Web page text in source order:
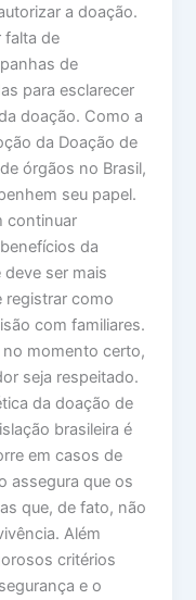
a doação.
falta de
de
para esclarecer
doação. Como a
da Doação de
órgãos no Brasil,
seu papel.
continuar
da
ser mais
registrar como
com familiares.
momento certo,
seja respeitado.
da doação de
brasileira é
em casos de
assegura que os
que, de fato, não
Além
critérios
e o